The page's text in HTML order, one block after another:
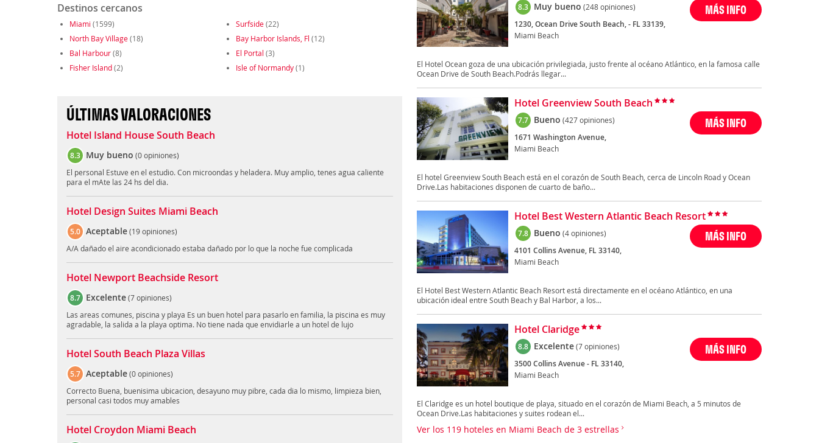
Destinos cercanos
Miami (1599) Surfside(22)
North Bay Village(18) Bay Harbor Islands, Fl (12)
Bal Harbour(8) El Portal (3)
Fisher Island(2) Isle of Normandy(1)
ÚLTIMAS VALORACIONES
Hotel Island House South Beach
8.3 Muy bueno (0 opiniones)
El personal Estuve en el estudio. Con microondas y heladera. Muy amplio, tenes agua caliente
para el mAte las 24 hs del dia.
Hotel Design Suites Miami Beach
5.0 Aceptable(19 opiniones)
A/A dañado el aire acondicionado estaba dañado por lo que la noche fue complicada
Hotel Newport Beachside Resort
8.7 Excelente(7 opiniones)
Las areas comunes, piscina y playa Es un buen hotel para pasarlo en familia, la piscina es muy
agradable, la salida a la playa optima. No tiene nada que envidiarle a un hotel de lujo
Hotel South Beach Plaza Villas
5.7 Aceptable(0 opiniones)
Correcto Buena, buenisima ubicacion, desayuno muy pibre, cada dia lo mismo, limpieza bien,
personal casi todos muy amables
Hotel Croydon Miami Beach
8.3 Muy bueno (248 opiniones)
1230, Ocean Drive South Beach, - FL 33139,
Miami Beach
MÁS INFO
El Hotel Ocean goza de una ubicación privilegiada, justo frente al océano Atlántico, en la famosa calle
Ocean Drive de South Beach.Podrás llegar...
Hotel Greenview South Beach
7.7 Bueno (427 opiniones)
1671 Washington Avenue,
Miami Beach
MÁS INFO
El hotel Greenview South Beach está en el corazón de South Beach, cerca de Lincoln Road y Ocean
Drive.Las habitaciones disponen de cuarto de baño...
Hotel Best Western Atlantic Beach Resort
7.8 Bueno (4 opiniones)
4101 Collins Avenue, FL 33140,
Miami Beach
MÁS INFO
El Hotel Best Western Atlantic Beach Resort está directamente en el océano Atlántico, en una
ubicación ideal entre South Beach y Bal Harbor, a los...
Hotel Claridge
8.8 Excelente(7 opiniones)
3500 Collins Avenue - FL 33140,
Miami Beach
MÁS INFO
El Claridge es un hotel boutique de playa, situado en el corazón de Miami Beach, a 5 minutos de
Ocean Drive.Las habitaciones y suites rodean el...
Ver los 119 hoteles en Miami Beach de 3 estrellas